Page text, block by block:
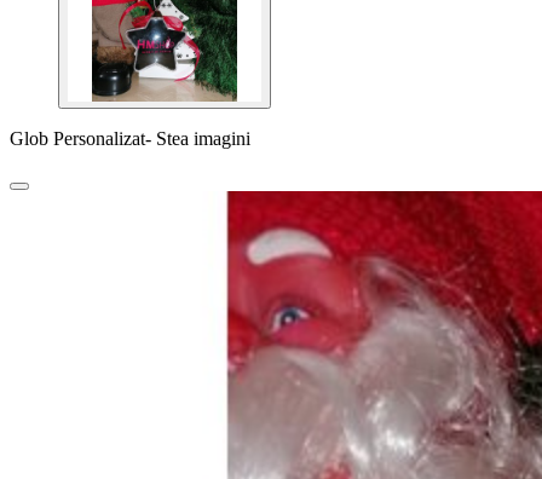
Glob Personalizat- Stea imagini